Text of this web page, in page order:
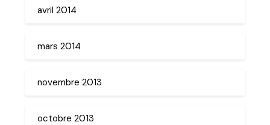
avril 2014
mars 2014
novembre 2013
octobre 2013